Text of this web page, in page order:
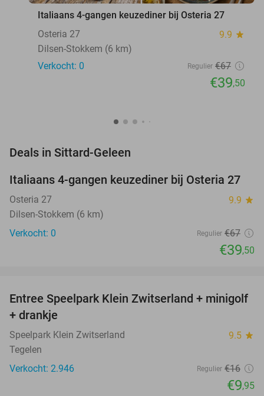
Italiaans 4-gangen keuzediner bij Osteria 27
Osteria 27
9.9 star
Dilsen-Stokkem (6 km)
Verkocht: 0
Regulier €67
€39,50
Deals in Sittard-Geleen
41%
TODAY
Italiaans 4-gangen keuzediner bij Osteria 27
Osteria 27 9.9 star
Dilsen-Stokkem (6 km)
Verkocht: 0
Regulier €67
€39,50
38%
Entree Speelpark Klein Zwitserland + minigolf
+ drankje
Speelpark Klein Zwitserland 9.5 star
Tegelen
Verkocht: 2.946
Regulier €16
€9,95